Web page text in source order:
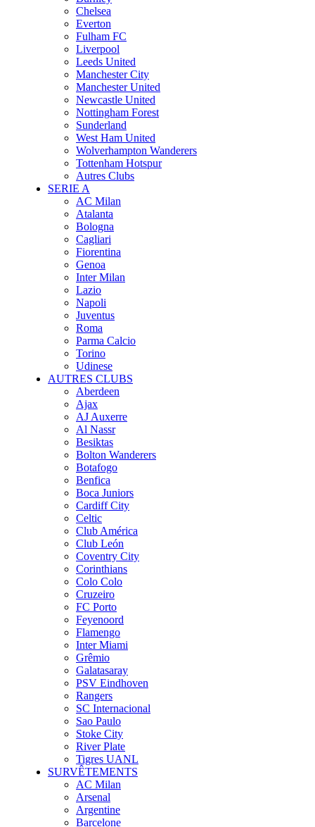
Chelsea
Everton
Fulham FC
Liverpool
Leeds United
Manchester City
Manchester United
Newcastle United
Nottingham Forest
Sunderland
West Ham United
Wolverhampton Wanderers
Tottenham Hotspur
Autres Clubs
SERIE A
AC Milan
Atalanta
Bologna
Cagliari
Fiorentina
Genoa
Inter Milan
Lazio
Napoli
Juventus
Roma
Parma Calcio
Torino
Udinese
AUTRES CLUBS
Aberdeen
Ajax
AJ Auxerre
Al Nassr
Besiktas
Bolton Wanderers
Botafogo
Benfica
Boca Juniors
Cardiff City
Celtic
Club América
Club León
Coventry City
Corinthians
Colo Colo
Cruzeiro
FC Porto
Feyenoord
Flamengo
Inter Miami
Grêmio
Galatasaray
PSV Eindhoven
Rangers
SC Internacional
Sao Paulo
Stoke City
River Plate
Tigres UANL
SURVÊTEMENTS
AC Milan
Arsenal
Argentine
Barcelone